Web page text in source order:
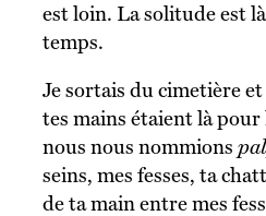
est loin. La solitude est
temps.
Je sortais du cimetière et en rentrant chez nous
tes mains étaient là pour
nous nous nommions
seins, mes fesses, ta
de ta main entre mes